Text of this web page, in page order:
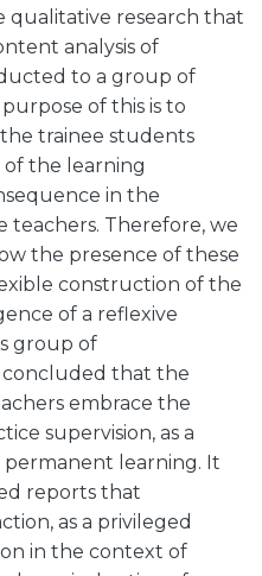
qualitative research that
analysis of
to a group of
of this is to
trainee students
of the learning
in the
teachers. Therefore, we
the presence of these
construction of the
of a reflexive
group of
concluded that the
embrace the
supervision, as a
permanent learning. It
reports that
as a privileged
in the context of